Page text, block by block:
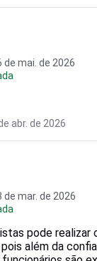
de mai. de 2026
abr. de 2026
de mar. de 2026
pode realizar
além da